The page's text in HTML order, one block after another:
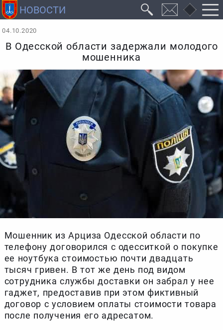
04.10.2020
В Одесской области задержали молодого
мошенника
Мошенник из Арциза Одесской области по
телефону договорился с одесситкой о покупке
ее ноутбука стоимостью почти двадцать
тысяч гривен. В тот же день под видом
сотрудника службы доставки он забрал у нее
гаджет, предоставив при этом фиктивный
договор с условием оплаты стоимости товара
после получения его адресатом.